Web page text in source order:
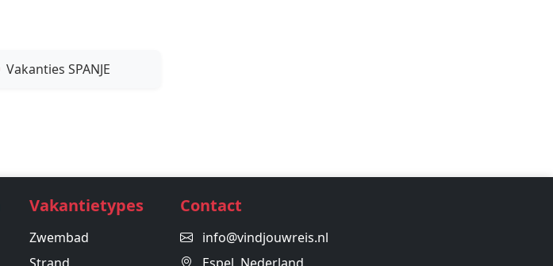
Vakanties SPANJE
Vakantietypes
Zwembad
Contact
info@vindjouwreis.nl